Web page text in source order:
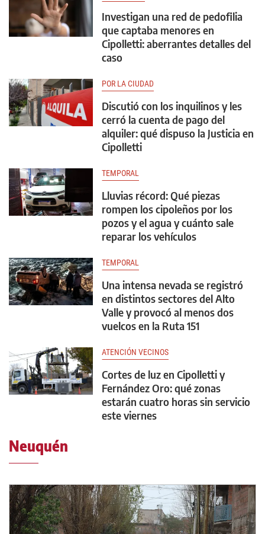
Investigan una red de pedofilia
que captaba menores en
Cipolletti: aberrantes detalles del
caso
POR LA CIUDAD
Discutió con los inquilinos y les
cerró la cuenta de pago del
alquiler: qué dispuso la Justicia en
Cipolletti
TEMPORAL
Lluvias récord: Qué piezas
rompen los cipoleños por los
pozos y el agua y cuánto sale
reparar los vehículos
TEMPORAL
Una intensa nevada se registró
en distintos sectores del Alto
Valle y provocó al menos dos
vuelcos en la Ruta 151
ATENCIÓN VECINOS
Cortes de luz en Cipolletti y
Fernández Oro: qué zonas
estarán cuatro horas sin servicio
este viernes
Neuquén